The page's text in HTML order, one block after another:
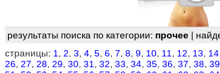
результаты поиска по категории: прочее |
страницы: 1, 2, 3, 4, 5, 6, 7, 8, 9, 10, 11, 12, 13, 14
26, 27, 28, 29, 30, 31, 32, 33, 34, 35, 36, 37, 38, 39